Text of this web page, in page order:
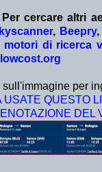
Per cercare altri
, Beepry,
motori di ricerca
sull'immagine per
USATE QUESTO
DEL